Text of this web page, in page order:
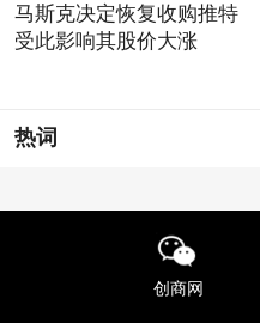
马斯克决定恢复收购推特
受此影响其股价大涨
热词
创商网